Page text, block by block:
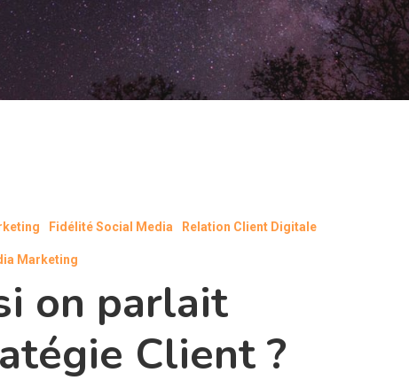
Fidélité Social Media Relation Client Digitale
Marketing
on parlait
Client ?